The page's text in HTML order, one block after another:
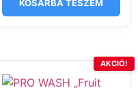
KOSÁRBA TESZEM
AKCIÓ!